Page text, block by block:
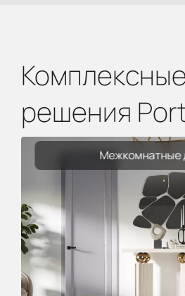
решения
Межкомнатные